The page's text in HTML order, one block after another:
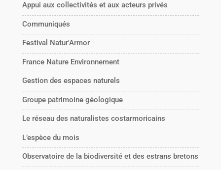
Appui aux collectivités et aux acteurs privés
Communiqués
Festival Natur'Armor
France Nature Environnement
Gestion des espaces naturels
Groupe patrimoine géologique
Le réseau des naturalistes costarmoricains
L’espèce du mois
Observatoire de la biodiversité et des estrans bretons